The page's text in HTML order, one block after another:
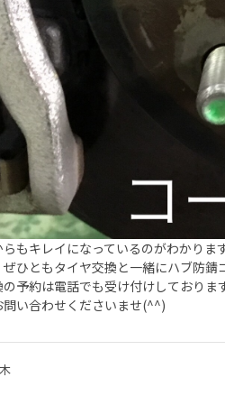
もキレイになっているのがわかりま
ひともタイヤ交換と一緒にハブ防錆
予約は電話でも受け付けしておりま
問い合わせくださいませ(^^)